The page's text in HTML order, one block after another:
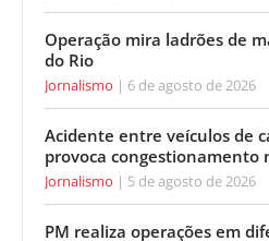
Operação mira ladrões de
do Rio
Jornalismo 6 de agosto de 2026
Acidente entre veículos de
provoca congestionamento
Jornalismo 5 de agosto de 2026
PM realiza operações em